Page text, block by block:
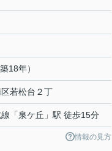
18年）
若松台 ２丁
「泉ケ丘 」駅 徒歩15分
情報の見方